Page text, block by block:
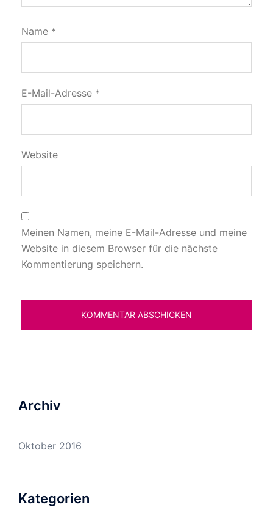
Name *
E-Mail-Adresse *
Website
Meinen Namen, meine E-Mail-Adresse und meine
Website in diesem Browser für die nächste
Kommentierung speichern.
Archiv
Oktober 2016
Kategorien